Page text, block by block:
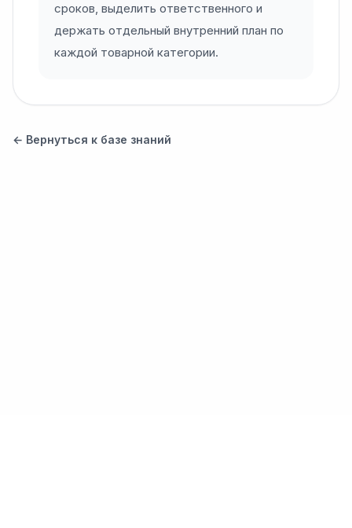
сроков, выделить ответственного и
держать отдельный внутренний план по
каждой товарной категории.
← Вернуться к базе знаний